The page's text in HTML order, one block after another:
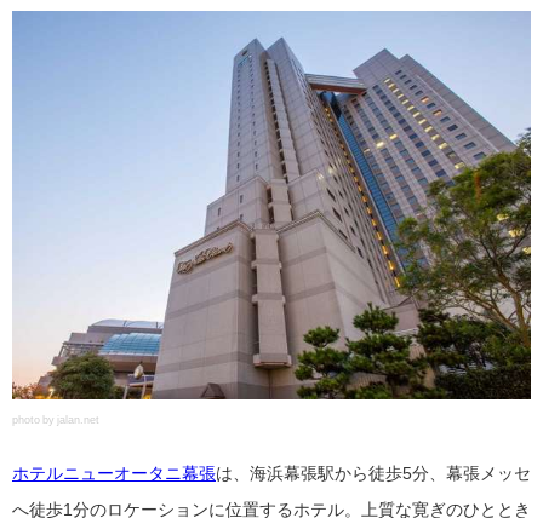
photo by jalan.net
ホテルニューオータニ幕張は、海浜幕張駅から徒歩5分、幕張メッセ
へ徒歩1分のロケーションに位置するホテル。上質な寛ぎのひととき